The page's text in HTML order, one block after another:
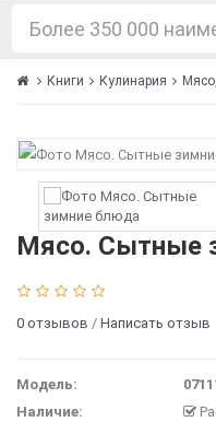
Книги Кулинария
Мясо. Сытные
0 отзывов / Написать отзыв
Модель:
Наличие: